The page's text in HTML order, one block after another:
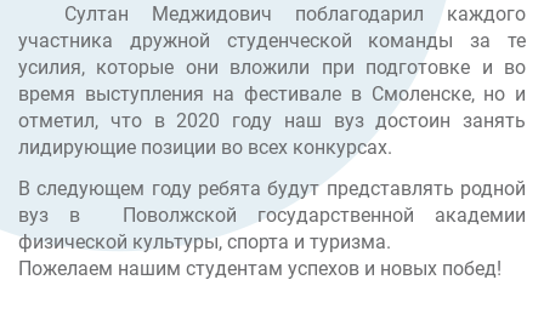
Султан Меджидович поблагодарил каждого
участника дружной студенческой команды за те
усилия, которые они вложили при подготовке и во
время выступления на фестивале в Смоленске, но и
отметил, что в 2020 году наш вуз достоин занять
лидирующие позиции во всех конкурсах.
В следующем году ребята будут представлять родной
вуз в Поволжской государственной академии
физической культуры, спорта и туризма.
Пожелаем нашим студентам успехов и новых побед!